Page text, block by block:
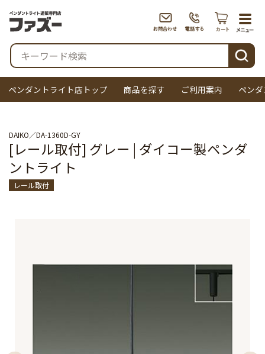
検索
ペンダントライト店トップ 商品を探す ご利用案内 ペン
DAIKO DA-1360D-GY
[レール取付] グレー | ダイコー製ペンダ
ントライト
レール取付